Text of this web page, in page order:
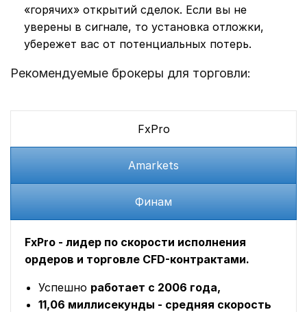
«горячих» открытий сделок. Если вы не
уверены в сигнале, то установка отложки,
убережет вас от потенциальных потерь.
Рекомендуемые брокеры для торговли:
FxPro
Amarkets
Финам
FxPro - лидер по скорости исполнения
ордеров и торговле CFD-контрактами.
Успешно работает с 2006 года,
11,06 миллисекунды - средняя скорость